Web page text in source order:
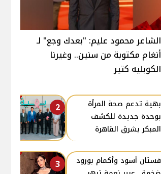
الشاعر محمود عليم: "بعدك وجع" لـ
أنغام مكتوبة من سنين.. وغيرنا
الكوبليه كتير
2
بهية تدعم صحة المرأة
بوحدة جديدة للكشف
المبكر بشرق القاهرة
3
فستان أسود وأكمام بورود